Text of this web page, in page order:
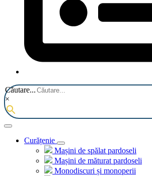
Căutare...
×
Curățenie
Mașini de spălat pardoseli
Mașini de măturat pardoseli
Monodiscuri și monoperii